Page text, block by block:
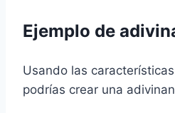
Ejemplo de
Usando las
podrías crear una